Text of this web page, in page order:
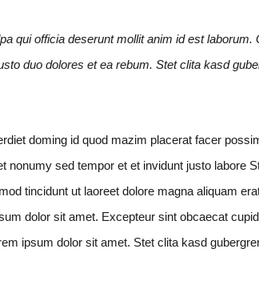
qui officia deserunt mollit anim id est
duo dolores et ea rebum. Stet clita kasd
doming id quod mazim placerat facer
sed tempor et et invidunt justo labore
tincidunt ut laoreet dolore magna aliquam
dolor sit amet. Excepteur sint obcaecat
ipsum dolor sit amet. Stet clita kasd